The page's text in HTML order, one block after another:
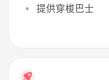
提供穿梭巴士